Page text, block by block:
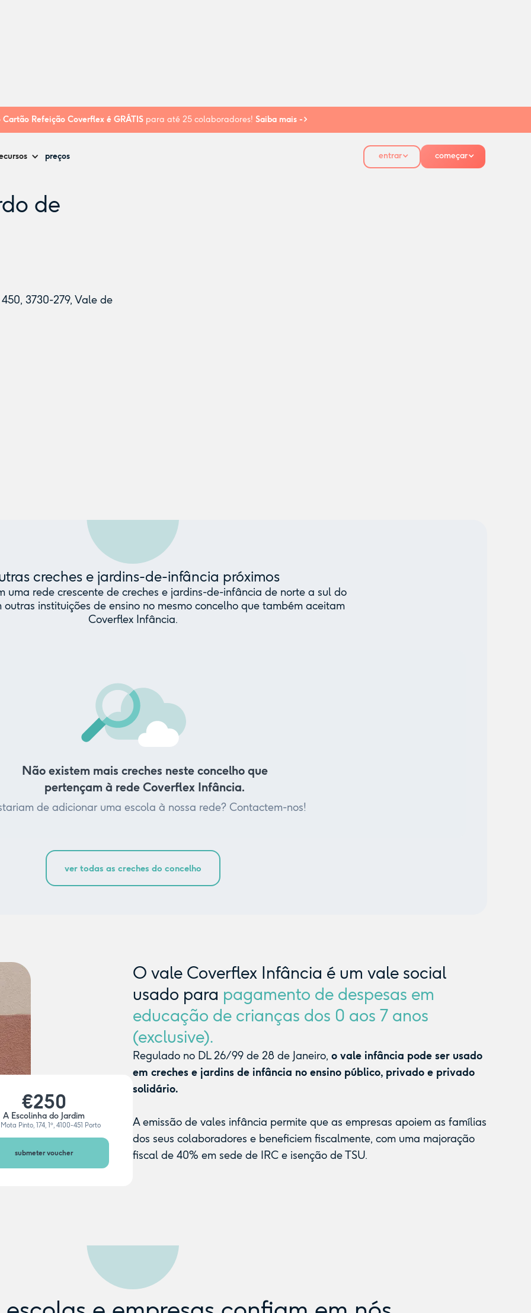
Cartão Refeição Coverflex é GRÁTIS para até 25 colaboradores! Saiba mais ->
preços entrar começar
de
3730-279, Vale de
creches e jardins-de-infância próximos
uma rede crescente de creches e jardins-de-infância de norte a sul do
outras instituições de ensino no mesmo concelho que também aceitam
Coverflex Infância.
Não existem mais creches neste concelho que
pertençam à rede Coverflex Infância.
de adicionar uma escola à nossa rede? Contactem-nos!
ver todas as creches do concelho
€250
A Escolinha do Jardim
Pinto, 174, 1º, 4100-451 Porto
submeter voucher
O vale Coverflex Infância é um vale social
usado para pagamento de despesas em
educação de crianças dos 0 aos 7 anos
(exclusive).
Regulado no DL 26/99 de 28 de Janeiro, o vale infância pode ser usado
em creches e jardins de infância no ensino público, privado e privado
solidário.
A emissão de vales infância permite que as empresas apoiem as famílias
dos seus colaboradores e beneficiem fiscalmente, com uma majoração
fiscal de 40% em sede de IRC e isenção de TSU.